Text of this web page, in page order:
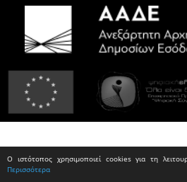
Ο ιστότοπος χρησιμοποιεί cookies για τη
Περισσότερα